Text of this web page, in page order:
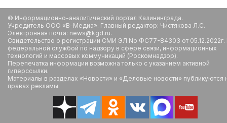
© Информационно-аналитический портал Калининграда.
Учредитель ООО «В-Медиа». Главный редактор: Чистякова Л.С.
Электронная почта: news@kgd.ru.
Свидетельство о регистрации СМИ ЭЛ No ФС77-84303 от
федеральной службой по надзору в сфере связи, информационных
технологий и массовых коммуникаций (Роскомнадзор).
Перепечатка информации возможна только с указанием активной
гиперссылки.
Материалы в разделах «Новости» и «Деловые новости» публикуются
правах рекламы.